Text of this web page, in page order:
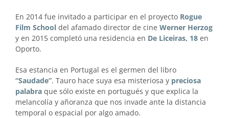
En 2014 fue invitado a participar en el proyecto Rogue
Film School del afamado director de cine Werner Herzog
y en 2015 completó una residencia en De Liceiras, 18 en
Oporto.
Esa estancia en Portugal es el germen del libro
“Saudade”. Tauro hace suya esa misteriosa y preciosa
palabra que sólo existe en portugués y que explica la
melancolía y añoranza que nos invade ante la distancia
temporal o espacial por algo amado.